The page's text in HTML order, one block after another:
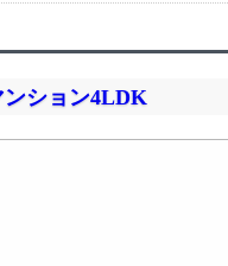
ション4LDK